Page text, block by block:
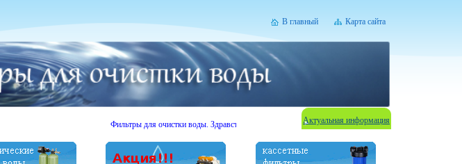
Карта сайта
В главный
Фильтры для очистки воды. Здравствуйте Уважаемые посетители.Внимание - сезон акций!
Актуальная информация